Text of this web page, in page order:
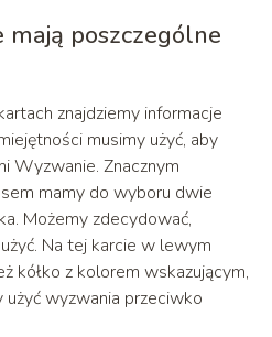
mają poszczególne
znajdziemy informacje
musimy użyć, aby
Wyzwanie. Znacznym
mamy do wyboru dwie
Możemy zdecydować,
Na tej karcie w lewym
kółko z kolorem wskazującym,
wyzwania przeciwko